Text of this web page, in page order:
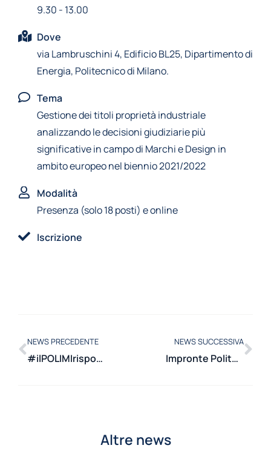
9.30 - 13.00
Dove
via Lambruschini 4, Edificio BL25, Dipartimento di
Energia, Politecnico di Milano.
Tema
Gestione dei titoli proprietà industriale
analizzando le decisioni giudiziarie più
significative in campo di Marchi e Design in
ambito europeo nel biennio 2021/2022
Modalità
Presenza (solo 18 posti) e online
Iscrizione
NEWS PRECEDENTE
#ilPOLIMIrisponde: Quali le sfide attuali della mobilità ad idrogeno? di Andrea Baricci
NEWS SUCCESSIVA
Impronte Politecniche: Giuseppe Caglioti intervistato da Luigi Cocchiarella
Altre news